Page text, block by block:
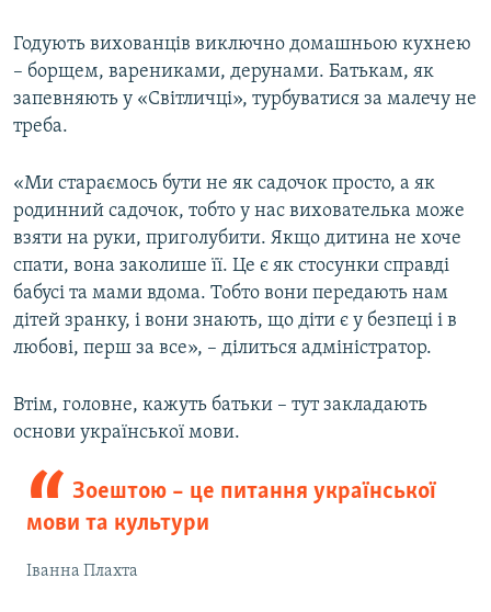
Годують вихованців виключно домашньою кухнею
– борщем, варениками, дерунами. Батькам, як
запевняють у «Світличці», турбуватися за малечу не
треба.
«Ми стараємось бути не як садочок просто, а як
родинний садочок, тобто у нас вихователька може
взяти на руки, приголубити. Якщо дитина не хоче
спати, вона заколише її. Це є як стосунки справді
бабусі та мами вдома. Тобто вони передають нам
дітей зранку, і вони знають, що діти є у безпеці і в
любові, перш за все», – ділиться адміністратор. ​
Втім, головне, кажуть батьки – тут закладають
основи української мови.
Зоештою – це питання української
мови та культури
Іванна Плахта